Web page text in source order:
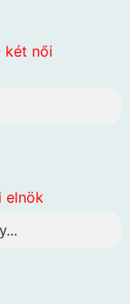
két női
elnök